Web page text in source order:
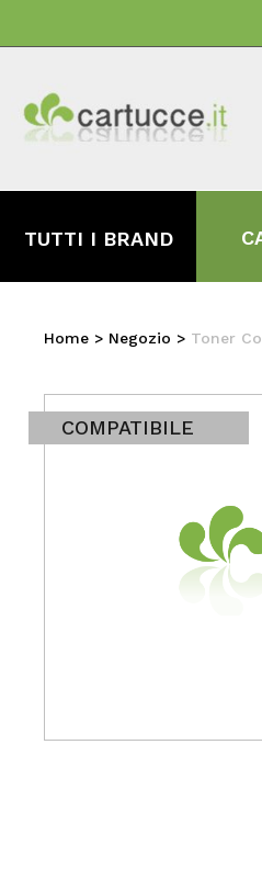
TUTTI I BRAND
Home > Negozio > Toner
COMPATIBILE